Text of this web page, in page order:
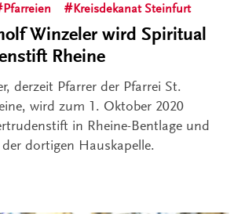
Pfarreien Kreisdekanat Steinfurt
Winzeler wird Spiritual
Rheine
derzeit Pfarrer der Pfarrei St.
wird zum 1. Oktober 2020
in Rheine-Bentlage und
der dortigen Hauskapelle.